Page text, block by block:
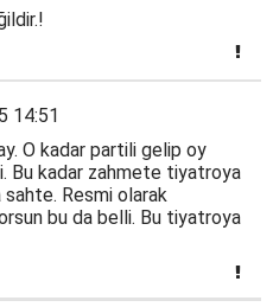
14:51
O kadar partili gelip oy
Bu kadar zahmete tiyatroya
Resmi olarak
bu da belli. Bu tiyatroya